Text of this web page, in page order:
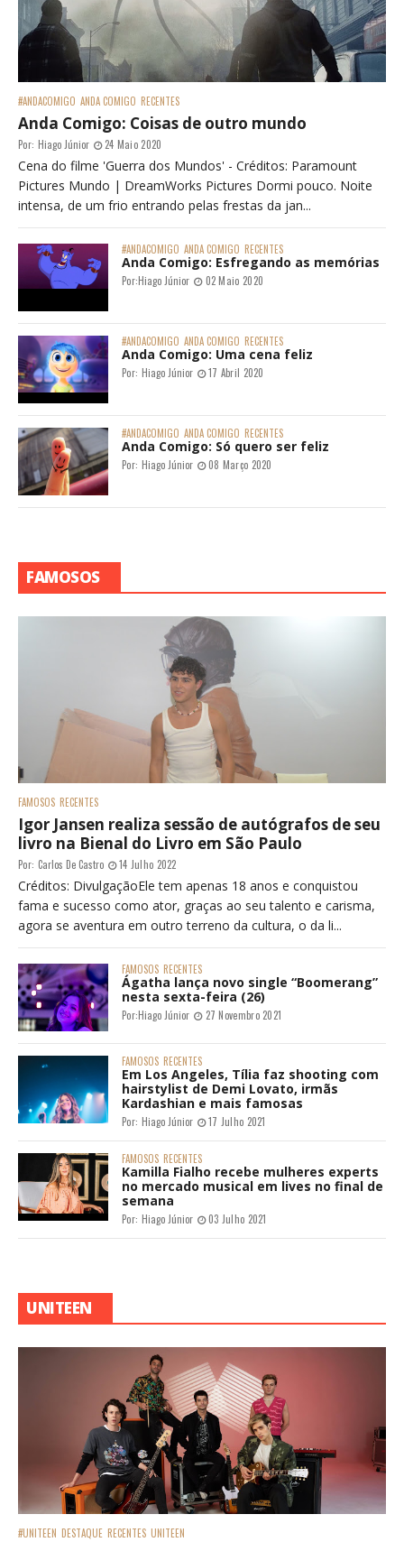
#ANDACOMIGO ANDA COMIGO RECENTES
Anda Comigo: Coisas de outro mundo
Por: Hiago Júnior 24 Maio 2020
Cena do filme 'Guerra dos Mundos' - Créditos: Paramount
Pictures Mundo | DreamWorks Pictures Dormi pouco. Noite
intensa, de um frio entrando pelas frestas da jan...
#ANDACOMIGO ANDA COMIGO RECENTES
Anda Comigo: Esfregando as memórias
Por:Hiago Júnior 02 Maio 2020
#ANDACOMIGO ANDA COMIGO RECENTES
Anda Comigo: Uma cena feliz
Por: Hiago Júnior 17 Abril 2020
#ANDACOMIGO ANDA COMIGO RECENTES
Anda Comigo: Só quero ser feliz
Por: Hiago Júnior 08 Março 2020
FAMOSOS
FAMOSOS RECENTES
Igor Jansen realiza sessão de autógrafos de seu
livro na Bienal do Livro em São Paulo
Por: Carlos De Castro 14 Julho 2022
Créditos: DivulgaçãoEle tem apenas 18 anos e conquistou
fama e sucesso como ator, graças ao seu talento e carisma,
agora se aventura em outro terreno da cultura, o da li...
FAMOSOS RECENTES
Ágatha lança novo single “Boomerang”
nesta sexta-feira (26)
Por:Hiago Júnior 27 Novembro 2021
FAMOSOS RECENTES
Em Los Angeles, Tília faz shooting com
hairstylist de Demi Lovato, irmãs
Kardashian e mais famosas
Por: Hiago Júnior 17 Julho 2021
FAMOSOS RECENTES
Kamilla Fialho recebe mulheres experts
no mercado musical em lives no final de
semana
Por: Hiago Júnior 03 Julho 2021
UNITEEN
#UNITEEN DESTAQUE RECENTES UNITEEN